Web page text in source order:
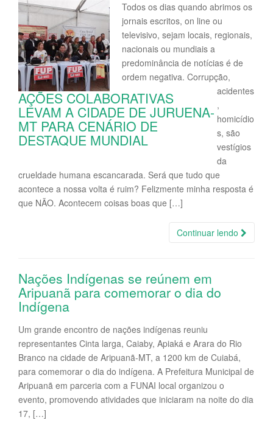
AÇÕES COLABORATIVAS
LEVAM A CIDADE DE JURUENA-
MT PARA CENÁRIO DE
DESTAQUE MUNDIAL
Todos os dias quando abrimos os
jornais escritos, on line ou
televisivo, sejam locais, regionais,
nacionais ou mundiais a
predominância de notícias é de
ordem negativa. Corrupção,
acidentes
,
homicídio
s, são
vestígios
da
crueldade humana escancarada. Será que tudo que
acontece a nossa volta é ruim? Felizmente minha resposta é
que NÃO. Acontecem coisas boas que […]
Continuar lendo
Nações Indígenas se reúnem em
Aripuanã para comemorar o dia do
Indígena
Um grande encontro de nações indígenas reuniu
representantes Cinta larga, Caiaby, Apiaká e Arara do Rio
Branco na cidade de Aripuanã-MT, a 1200 km de Cuiabá,
para comemorar o dia do indígena. A Prefeitura Municipal de
Aripuanã em parceria com a FUNAI local organizou o
evento, promovendo atividades que iniciaram na noite do dia
17, […]